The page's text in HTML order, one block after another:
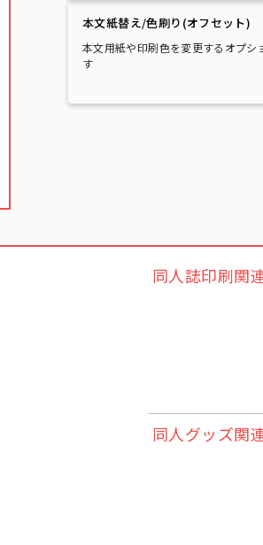
本文紙替え/色刷り(オフセット)
本文用紙や印刷色を変更するオプシ
す
同人誌印刷関
同人グッズ関